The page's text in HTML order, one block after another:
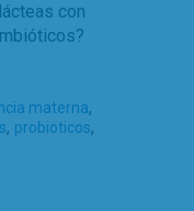
con
materna,
, probioticos,